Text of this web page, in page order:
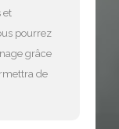
et
pourrez
grâce
de